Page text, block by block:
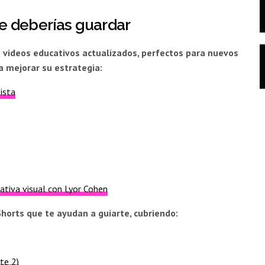
deberías guardar
educativos actualizados, perfectos para nuevos
mejorar su estrategia:
visual con Lyor Cohen
que te ayudan a guiarte, cubriendo:
2)